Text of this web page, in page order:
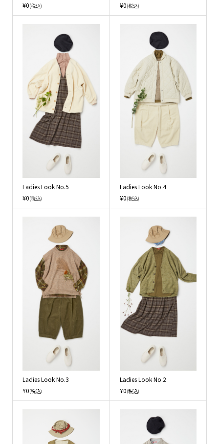
¥0(税込)
¥0(税込)
Ladies Look No.5
¥0(税込)
Ladies Look No.4
¥0(税込)
Ladies Look No.3
¥0(税込)
Ladies Look No.2
¥0(税込)